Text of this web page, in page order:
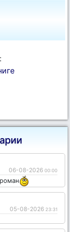
06-08-2026 00:00
05-08-2026 23:31